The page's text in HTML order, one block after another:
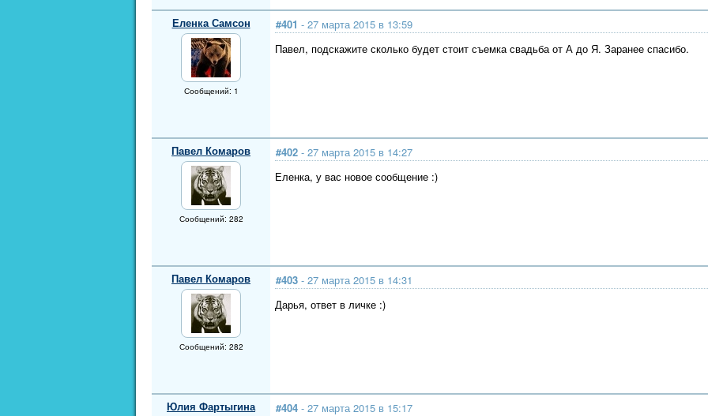
Еленка Самсон
Сообщений: 1
#401 - 27 марта 2015 в 13:59
Павел, подскажите сколько будет стоит съемка свадьба от А до Я. Заранее спасибо.
Павел Комаров
Сообщений: 282
#402 - 27 марта 2015 в 14:27
Еленка, у вас новое сообщение :)
Павел Комаров
Сообщений: 282
#403 - 27 марта 2015 в 14:31
Дарья, ответ в личке :)
Юлия Фартыгина #404 - 27 марта 2015 в 15:17